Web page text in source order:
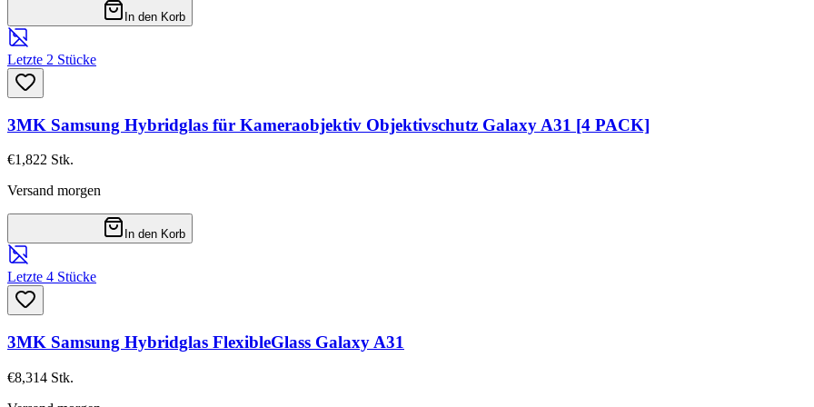
In den Korb
Letzte 2 Stücke
3MK Samsung Hybridglas für Kameraobjektiv Objektivschutz Galaxy A31 [4 PACK]
€1,822 Stk.
Versand morgen
In den Korb
Letzte 4 Stücke
3MK Samsung Hybridglas FlexibleGlass Galaxy A31
€8,314 Stk.